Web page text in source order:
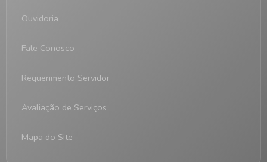
Ouvidoria
Fale Conosco
Requerimento Servidor
Avaliação de Serviços
Mapa do Site